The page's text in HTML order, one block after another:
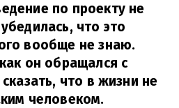
по проекту не
что это
вообще не знаю.
он обращался с
что в жизни не
человеком.